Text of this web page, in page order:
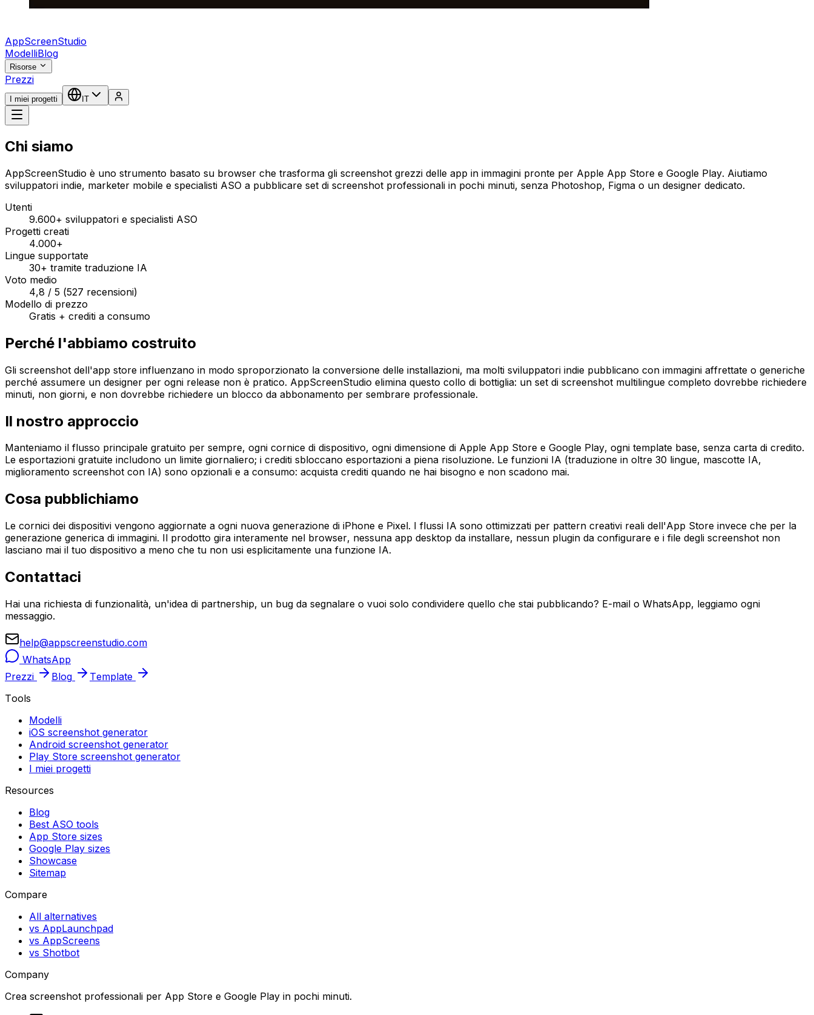
AppScreenStudio
ModelliBlog
Risorse
Prezzi
I miei progetti IT
Chi siamo
AppScreenStudio è uno strumento basato su browser che trasforma gli screenshot grezzi delle app in immagini pronte per Apple App Store e Google Play. Aiutiamo
sviluppatori indie, marketer mobile e specialisti ASO a pubblicare set di screenshot professionali in pochi minuti, senza Photoshop, Figma o un designer dedicato.
Utenti
9.600+ sviluppatori e specialisti ASO
Progetti creati
4.000+
Lingue supportate
30+ tramite traduzione IA
Voto medio
4,8 / 5 (527 recensioni)
Modello di prezzo
Gratis + crediti a consumo
Perché l'abbiamo costruito
Gli screenshot dell'app store influenzano in modo sproporzionato la conversione delle installazioni, ma molti sviluppatori indie pubblicano con immagini affrettate o generiche
perché assumere un designer per ogni release non è pratico. AppScreenStudio elimina questo collo di bottiglia: un set di screenshot multilingue completo dovrebbe richiedere
minuti, non giorni, e non dovrebbe richiedere un blocco da abbonamento per sembrare professionale.
Il nostro approccio
Manteniamo il flusso principale gratuito per sempre, ogni cornice di dispositivo, ogni dimensione di Apple App Store e Google Play, ogni template base, senza carta di credito.
Le esportazioni gratuite includono un limite giornaliero; i crediti sbloccano esportazioni a piena risoluzione. Le funzioni IA (traduzione in oltre 30 lingue, mascotte IA,
miglioramento screenshot con IA) sono opzionali e a consumo: acquista crediti quando ne hai bisogno e non scadono mai.
Cosa pubblichiamo
Le cornici dei dispositivi vengono aggiornate a ogni nuova generazione di iPhone e Pixel. I flussi IA sono ottimizzati per pattern creativi reali dell'App Store invece che per la
generazione generica di immagini. Il prodotto gira interamente nel browser, nessuna app desktop da installare, nessun plugin da configurare e i file degli screenshot non
lasciano mai il tuo dispositivo a meno che tu non usi esplicitamente una funzione IA.
Contattaci
Hai una richiesta di funzionalità, un'idea di partnership, un bug da segnalare o vuoi solo condividere quello che stai pubblicando? E-mail o WhatsApp, leggiamo ogni
messaggio.
help@appscreenstudio.com
WhatsApp
Prezzi
Blog
Template
Tools
Modelli
iOS screenshot generator
Android screenshot generator
Play Store screenshot generator
I miei progetti
Resources
Blog
Best ASO tools
App Store sizes
Google Play sizes
Showcase
Sitemap
Compare
All alternatives
vs AppLaunchpad
vs AppScreens
vs Shotbot
Company
Crea screenshot professionali per App Store e Google Play in pochi minuti.